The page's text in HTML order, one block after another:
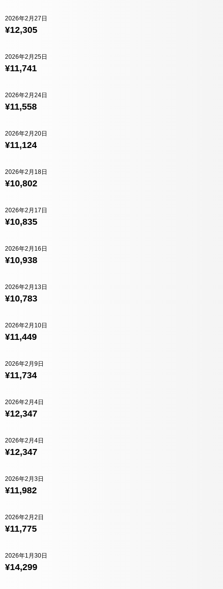
¥12,305
2026年2月27日
¥11,741
2026年2月25日
¥11,558
2026年2月24日
¥11,124
2026年2月20日
¥10,802
2026年2月18日
¥10,835
2026年2月17日
¥10,938
2026年2月16日
¥10,783
2026年2月13日
¥11,449
2026年2月10日
¥11,734
2026年2月9日
¥12,347
2026年2月4日
¥12,347
2026年2月4日
¥11,982
2026年2月3日
¥11,775
2026年2月2日
¥14,299
2026年1月30日